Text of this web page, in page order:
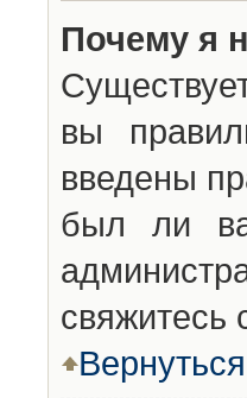
Почему я
вы
введены
был ли
свяжитесь